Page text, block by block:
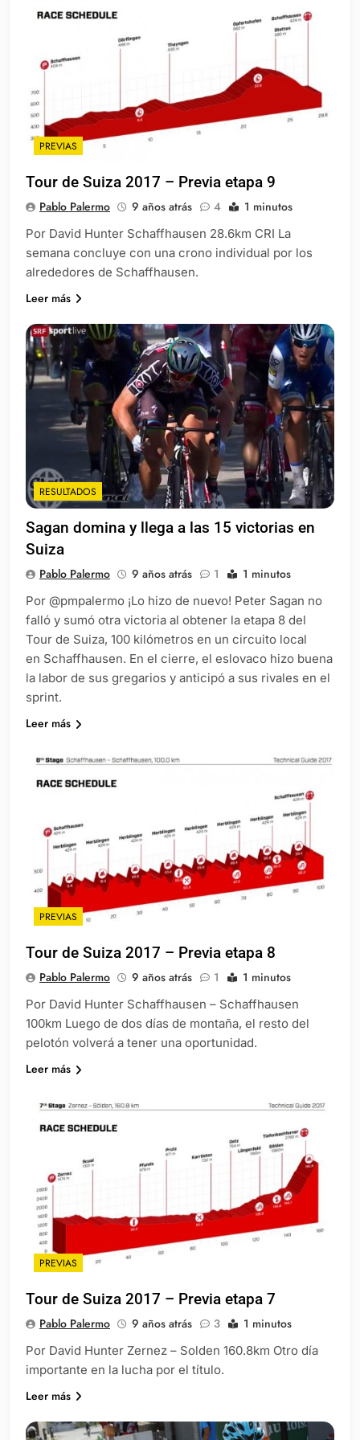
PREVIAS
Tour de Suiza 2017 – Previa etapa 9
Pablo Palermo 9 años atrás 4 1 minutos
Por David Hunter Schaffhausen 28.6km CRI La
semana concluye con una crono individual por los
alrededores de Schaffhausen.
Leer más
RESULTADOS
Sagan domina y llega a las 15 victorias en
Suiza
Pablo Palermo 9 años atrás 1 1 minutos
Por @pmpalermo ¡Lo hizo de nuevo! Peter Sagan no
falló y sumó otra victoria al obtener la etapa 8 del
Tour de Suiza, 100 kilómetros en un circuito local
en Schaffhausen. En el cierre, el eslovaco hizo buena
la labor de sus gregarios y anticipó a sus rivales en el
sprint.
Leer más
PREVIAS
Tour de Suiza 2017 – Previa etapa 8
Pablo Palermo 9 años atrás 1 1 minutos
Por David Hunter Schaffhausen – Schaffhausen
100km Luego de dos días de montaña, el resto del
pelotón volverá a tener una oportunidad.
Leer más
PREVIAS
Tour de Suiza 2017 – Previa etapa 7
Pablo Palermo 9 años atrás 3 1 minutos
Por David Hunter Zernez – Solden 160.8km Otro día
importante en la lucha por el título.
Leer más